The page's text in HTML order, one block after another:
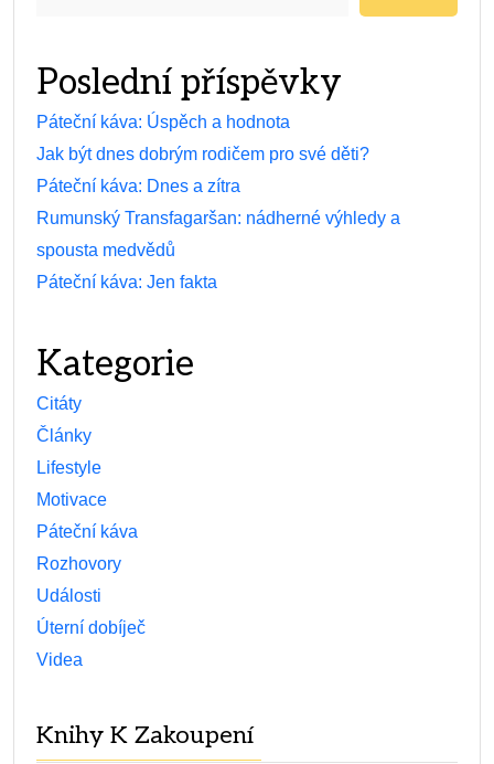
Poslední příspěvky
Páteční káva: Úspěch a hodnota
Jak být dnes dobrým rodičem pro své děti?
Páteční káva: Dnes a zítra
Rumunský Transfagaršan: nádherné výhledy a
spousta medvědů
Páteční káva: Jen fakta
Kategorie
Citáty
Články
Lifestyle
Motivace
Páteční káva
Rozhovory
Události
Úterní dobíječ
Videa
Knihy K Zakoupení